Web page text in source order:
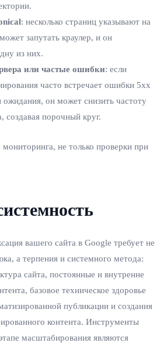
: несколько страниц указывают на
запутать краулер, и он
из них.
или частые ошибки: если
часто встречает ошибки 5xx
он может снизить частоту
создавая порочный круг.
не только проверки при
вашего сайта в Google требует не
а терпения и системного метода:
сайта, постоянные и внутренне
базовое техническое здоровье
публикации и создания
контента. Инструменты
масштабирования являются